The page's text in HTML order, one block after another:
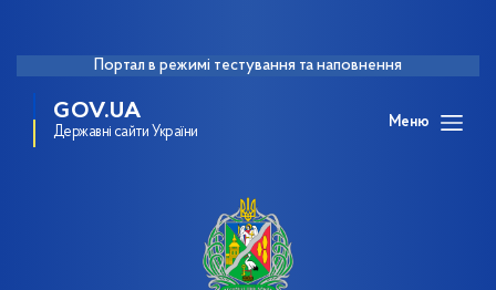
Портал в режимі тестування та наповнення
GOV.UA
Державні сайти України
Меню